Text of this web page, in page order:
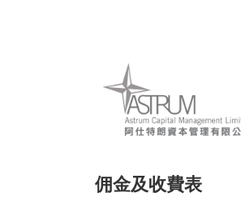
佣金及收費表